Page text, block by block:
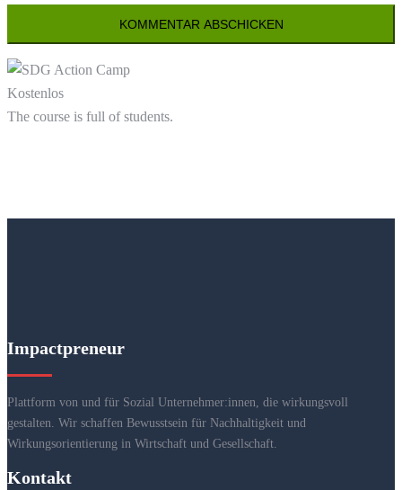
Kostenlos
The course is full of students.
Impactpreneur
Plattform von und für Sozial Unternehmer:innen, die wirkungsvoll
gestalten. Wir schaffen Bewusstsein für Nachhaltigkeit und
Wirkungsorientierung in Wirtschaft und Gesellschaft.
Kontakt